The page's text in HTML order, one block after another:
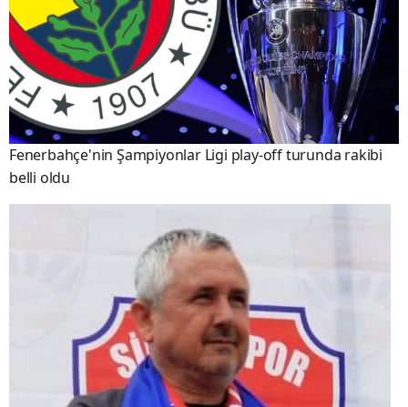
Fenerbahçe'nin Şampiyonlar Ligi play-off turunda rakibi
belli oldu